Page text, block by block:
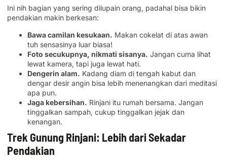
Ini nih bagian yang sering dilupain orang, padahal bisa bikin
pendakian makin berkesan:
Bawa camilan kesukaan. Makan cokelat di atas awan
tuh sensasinya luar biasa!
Foto secukupnya, nikmati sisanya. Jangan cuma lihat
lewat kamera, tapi juga lewat hati.
Dengerin alam. Kadang diam di tengah kabut dan
dengar desir angin bisa lebih menenangkan dari meditasi
apa pun.
Jaga kebersihan. Rinjani itu rumah bersama. Jangan
tinggalkan sampah, cukup tinggalkan jejak dan
kenangan.
Trek Gunung Rinjani: Lebih dari Sekadar
Pendakian